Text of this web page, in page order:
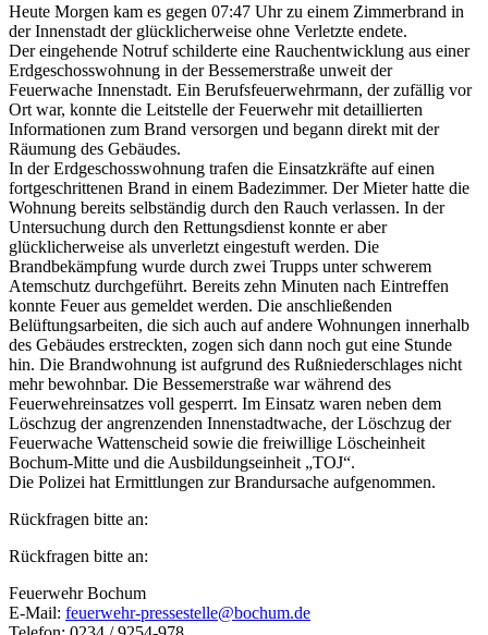
Heute Morgen kam es gegen 07:47 Uhr zu einem Zimmerbrand in
der Innenstadt der glücklicherweise ohne Verletzte endete.
Der eingehende Notruf schilderte eine Rauchentwicklung aus einer
Erdgeschosswohnung in der Bessemerstraße unweit der
Feuerwache Innenstadt. Ein Berufsfeuerwehrmann, der zufällig vor
Ort war, konnte die Leitstelle der Feuerwehr mit detaillierten
Informationen zum Brand versorgen und begann direkt mit der
Räumung des Gebäudes.
In der Erdgeschosswohnung trafen die Einsatzkräfte auf einen
fortgeschrittenen Brand in einem Badezimmer. Der Mieter hatte die
Wohnung bereits selbständig durch den Rauch verlassen. In der
Untersuchung durch den Rettungsdienst konnte er aber
glücklicherweise als unverletzt eingestuft werden. Die
Brandbekämpfung wurde durch zwei Trupps unter schwerem
Atemschutz durchgeführt. Bereits zehn Minuten nach Eintreffen
konnte Feuer aus gemeldet werden. Die anschließenden
Belüftungsarbeiten, die sich auch auf andere Wohnungen innerhalb
des Gebäudes erstreckten, zogen sich dann noch gut eine Stunde
hin. Die Brandwohnung ist aufgrund des Rußniederschlages nicht
mehr bewohnbar. Die Bessemerstraße war während des
Feuerwehreinsatzes voll gesperrt. Im Einsatz waren neben dem
Löschzug der angrenzenden Innenstadtwache, der Löschzug der
Feuerwache Wattenscheid sowie die freiwillige Löscheinheit
Bochum-Mitte und die Ausbildungseinheit „TOJ“.
Die Polizei hat Ermittlungen zur Brandursache aufgenommen.
Rückfragen bitte an:
Rückfragen bitte an:
Feuerwehr Bochum
E-Mail: feuerwehr-pressestelle@bochum.de